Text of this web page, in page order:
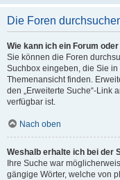
Die Foren
Wie kann ich ein Forum
Sie können die Foren
Suchbox eingeben, die Sie
Themenansicht finden.
den „Erweiterte Suche“-Link
verfügbar ist.
Nach oben
Weshalb erhalte ich bei der
Ihre Suche war
gängige Wörter, welche von